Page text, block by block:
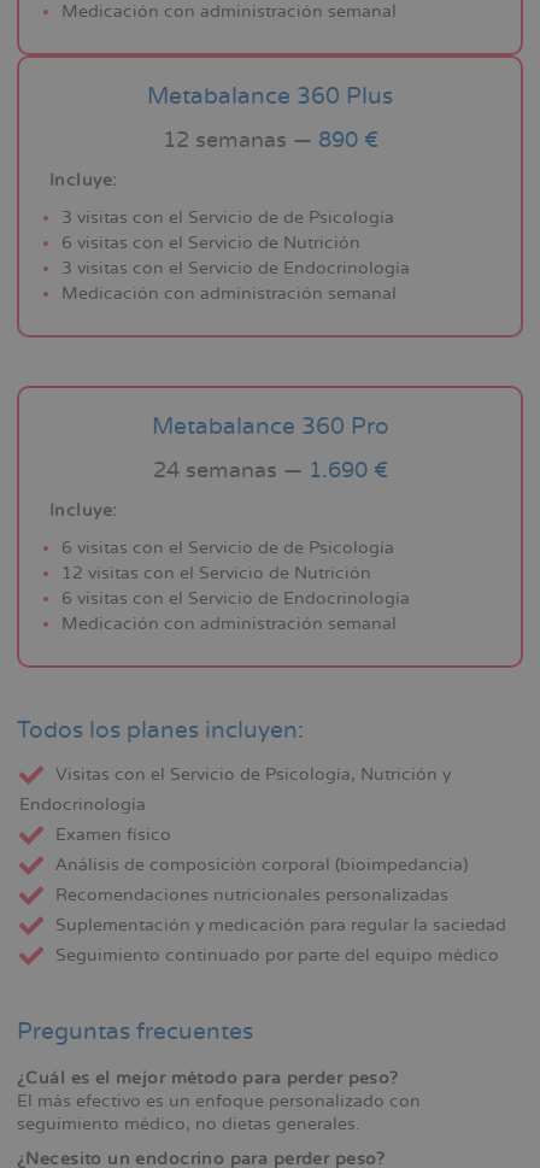
Medicación con administración semanal
Metabalance 360 Plus
12 semanas — 890 €
Incluye:
3 visitas con el Servicio de de Psicología
6 visitas con el Servicio de Nutrición
3 visitas con el Servicio de Endocrinología
Medicación con administración semanal
Metabalance 360 Pro
24 semanas — 1.690 €
Incluye:
6 visitas con el Servicio de de Psicología
12 visitas con el Servicio de Nutrición
6 visitas con el Servicio de Endocrinología
Medicación con administración semanal
Todos los planes incluyen:
Visitas con el Servicio de Psicología, Nutrición y
Endocrinología
Examen físico
Análisis de composición corporal (bioimpedancia)
Recomendaciones nutricionales personalizadas
Suplementación y medicación para regular la saciedad
Seguimiento continuado por parte del equipo médico
Preguntas frecuentes
¿Cuál es el mejor método para perder peso?
El más efectivo es un enfoque personalizado con
seguimiento médico, no dietas generales.
¿Necesito un endocrino para perder peso?